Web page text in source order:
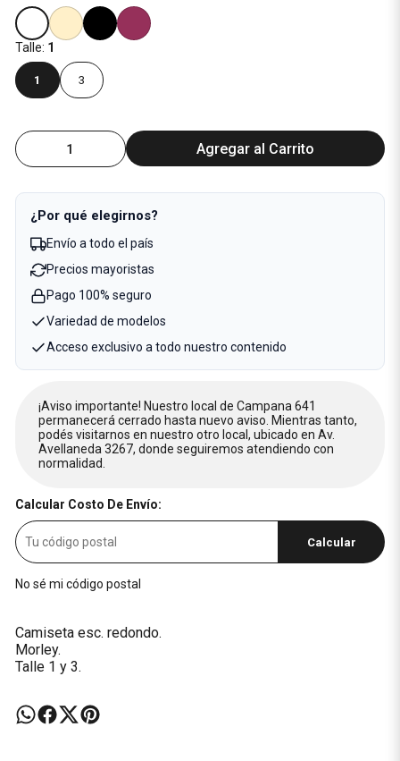
Talle: 1
1 3
Agregar al Carrito
¿Por qué elegirnos?
Envío a todo el país
Precios mayoristas
Pago 100% seguro
Variedad de modelos
Acceso exclusivo a todo nuestro contenido
¡Aviso importante! Nuestro local de Campana 641
permanecerá cerrado hasta nuevo aviso. Mientras tanto,
podés visitarnos en nuestro otro local, ubicado en Av.
Avellaneda 3267, donde seguiremos atendiendo con
normalidad.
Calcular Costo De Envío:
Calcular
No sé mi código postal
Camiseta esc. redondo.
Morley.
Talle 1 y 3.